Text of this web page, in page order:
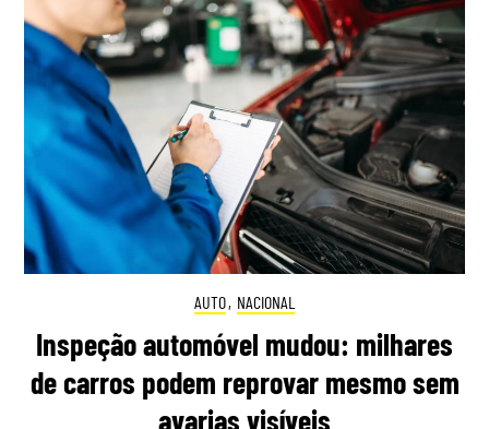
AUTO, NACIONAL
Inspeção automóvel mudou: milhares
de carros podem reprovar mesmo sem
avarias visíveis